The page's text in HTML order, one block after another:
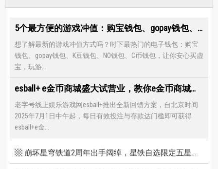
5个最方便的游戏冲值：购宝钱包、gopay钱包、K豆钱包、NO钱包、C币钱包
想了解最新的游戏冲值方式吗？时下最热门的电子钱包：购宝
钱包、gopay钱包、K豆钱包、NO钱包、C币钱包，让你安心买虚
宝，玩游...
esball+ e金币商城盛大试营业，教你e金币商城怎么兑换最优惠
老字号线上娱乐游戏网esball+推出全新回馈方案，自北京时间
2025年7月1日中午起，每日有效投注与存款达门槛即可获得
esball+e金...
崩坏星穹铁道2周年出手阔绰，星铁自选限定五星竟有超保值人权角，新卡池机制一篇看懂